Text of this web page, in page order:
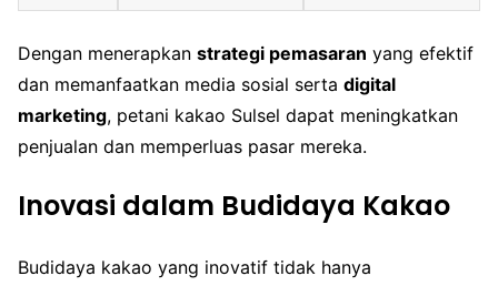
Dengan menerapkan strategi pemasaran yang efektif
dan memanfaatkan media sosial serta digital
marketing, petani kakao Sulsel dapat meningkatkan
penjualan dan memperluas pasar mereka.
Inovasi dalam Budidaya Kakao
Budidaya kakao yang inovatif tidak hanya